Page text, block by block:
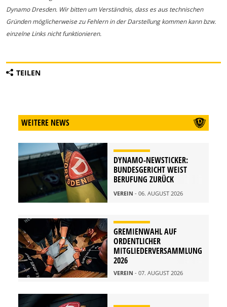
Dynamo Dresden. Wir bitten um Verständnis, dass es aus technischen
Gründen möglicherweise zu Fehlern in der Darstellung kommen kann bzw.
einzelne Links nicht funktionieren.
TEILEN
WEITERE NEWS
DYNAMO-NEWSTICKER:
BUNDESGERICHT WEIST
BERUFUNG ZURÜCK
VEREIN - 06. AUGUST 2026
GREMIENWAHL AUF
ORDENTLICHER
MITGLIEDERVERSAMMLUNG
2026
VEREIN - 07. AUGUST 2026